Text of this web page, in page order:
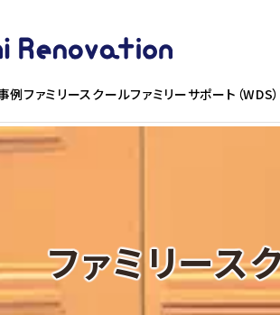
例ファミリースクールファミリーサポート（WDS
ファミリース